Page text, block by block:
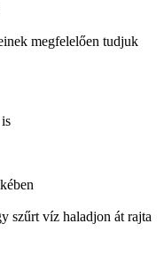
megfelelően tudjuk
szűrt víz haladjon át rajta